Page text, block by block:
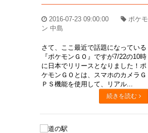
2016-07-23 09:00:00
ポケモ
ン 中島
さて、ここ最近で話題になっている
『ポケモンＧＯ』ですが7/22の10時
に日本でリリースとなりました！ポ
ケモンＧＯとは、スマホのカメラＧ
ＰＳ機能を使用して、リアル...
続きを読む